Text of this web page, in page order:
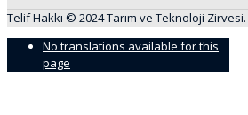
Telif Hakkı © 2024 Tarım ve Teknoloji Zirvesi.
No translations available for this
page